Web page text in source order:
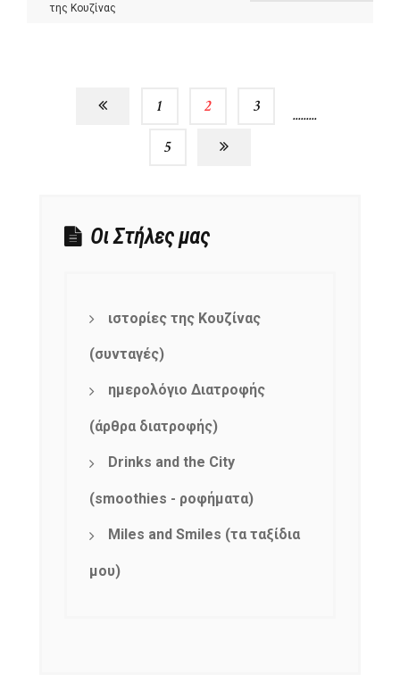
της Κουζίνας
1 2 3
5
Οι Στήλες μας
ιστορίες της Κουζίνας
(συνταγές)
ημερολόγιο Διατροφής
(άρθρα διατροφής)
Drinks and the City
(smoothies - ροφήματα)
Miles and Smiles (τα ταξίδια
μου)